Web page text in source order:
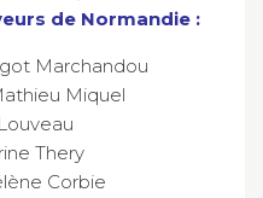
de Normandie :
Marchandou
Miquel
Thery
Corbie